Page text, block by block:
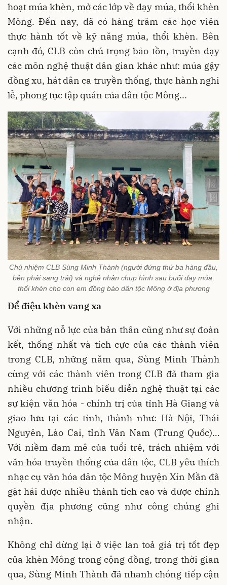
hoạt múa khèn, mở các lớp về dạy múa, thổi khèn
Mông. Đến nay, đã có hàng trăm các học viên
thực hành tốt về kỹ năng múa, thổi khèn. Bên
cạnh đó, CLB còn chú trọng bảo tồn, truyền dạy
các môn nghệ thuật dân gian khác như: múa gậy
đồng xu, hát dân ca truyền thống, thực hành nghi
lễ, phong tục tập quán của dân tộc Mông...
Chủ nhiệm CLB Sùng Minh Thành (người đứng thứ ba hàng đầu,
bên phải sang trái) và nghệ nhân chụp hình sau buổi dạy múa,
thổi khèn cho con em đồng bào dân tộc Mông ở địa phương
Đểđiệu khèn vang xa
Với những nỗ lực của bản thân cũng như sự đoàn
kết, thống nhất và tích cực của các thành viên
trong CLB, những năm qua, Sùng Minh Thành
cùng với các thành viên trong CLB đã tham gia
nhiều chương trình biểu diễn nghệ thuật tại các
sự kiện văn hóa - chính trị của tỉnh Hà Giang và
giao lưu tại các tỉnh, thành như: Hà Nội, Thái
Nguyên, Lào Cai, tỉnh Vân Nam (Trung Quốc)…
Với niềm đam mê của tuổi trẻ, trách nhiệm với
văn hóa truyền thống của dân tộc, CLB yêu thích
nhạc cụ văn hóa dân tộc Mông huyện Xín Mần đã
gặt hái được nhiều thành tích cao và được chính
quyền địa phương cũng như công chúng ghi
nhận.
Không chỉ dừng lại ở việc lan toả giá trị tốt đẹp
của khèn Mông trong cộng đồng, trong thời gian
qua, Sùng Minh Thành đã nhanh chóng tiếp cận